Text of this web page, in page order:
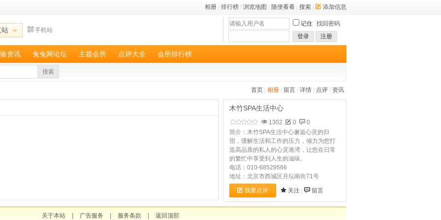
相册 排行榜 浏览地图 随便看看 搜索 添加信息
站 手机站
记住 找回密码
登录
注册
资讯 兔兔网论坛 主题会所 点评大全 会所排行榜
搜索
首页 相册 留言 详情 点评 资讯
木竹SPA生活中心
1302 0
0
简介：木竹SPA生活中心邂逅心灵的归
宿，缓解生活和工作的压力，倾力为您打
造高品质的私人的心灵港湾，让您在日常
的繁忙中享受到人生的滋味。
电话：010-68529566
地址：北京市西城区月坛南街71号
我要点评 关注 留言
关于本站 广告服务 服务条款 返回顶部